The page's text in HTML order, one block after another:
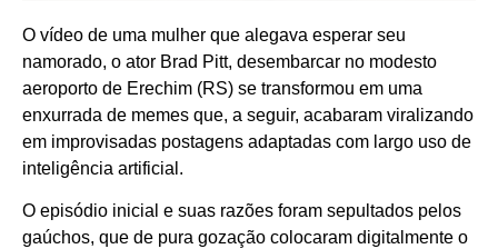
O vídeo de uma mulher que alegava esperar seu
namorado, o ator Brad Pitt, desembarcar no modesto
aeroporto de Erechim (RS) se transformou em uma
enxurrada de memes que, a seguir, acabaram viralizando
em improvisadas postagens adaptadas com largo uso de
inteligência artificial.
O episódio inicial e suas razões foram sepultados pelos
gaúchos, que de pura gozação colocaram digitalmente o